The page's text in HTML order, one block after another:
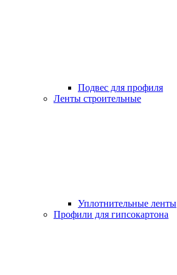
Подвес для профиля
Ленты строительные
Уплотнительные ленты
Профили для гипсокартона